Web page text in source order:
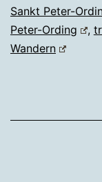
Sankt Peter-
Peter-Ording
,
Wandern